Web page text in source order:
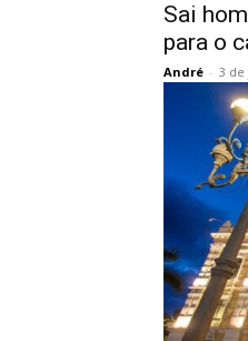
Sai
para o
André - 3 de